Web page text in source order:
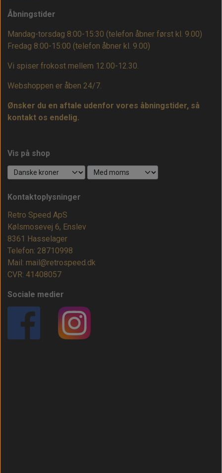
Åbningstider
Mandag-torsdag 8:00-15:30 (telefon åbner først kl. 9.00)
Fredag 8:00-15:00 (telefon åbner kl. 9.00)
Vi spiser frokost mellem 12.00-12.30.
Webshoppen er åben 24/7.
Ønsker du en aftale udenfor vores åbningstider, så
kontakt os endelig.
Vis på shop
Kontaktoplysninger
Retro Speed ApS
Kølsmosevej 6, Enslev
8361 Hasselager
Telefon: 28710998
Mail: mail@retrospeed.dk
CVR: 41408057
Sociale medier